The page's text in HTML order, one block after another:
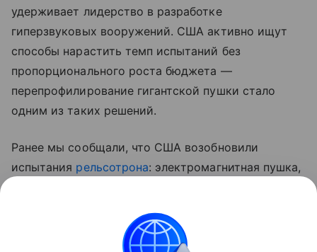
удерживает лидерство в разработке
гиперзвуковых вооружений. США активно ищут
способы нарастить темп испытаний без
пропорционального роста бюджета —
перепрофилирование гигантской пушки стало
одним из таких решений.
Ранее мы сообщали, что США возобновили
испытания рельсотрона: электромагнитная пушка,